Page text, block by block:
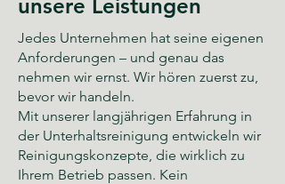
unsere Leistungen
Jedes Unternehmen hat seine eigenen
Anforderungen – und genau das
nehmen wir ernst. Wir hören zuerst zu,
bevor wir handeln.
Mit unserer langjährigen Erfahrung in
der Unterhaltsreinigung entwickeln wir
Reinigungskonzepte, die wirklich zu
Ihrem Betrieb passen. Kein